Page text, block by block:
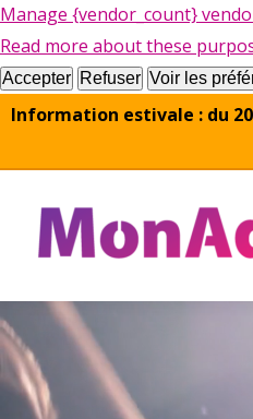
Manage {vendor_count}
Read more about these
Accepter Refuser Voir les
Information estivale : du